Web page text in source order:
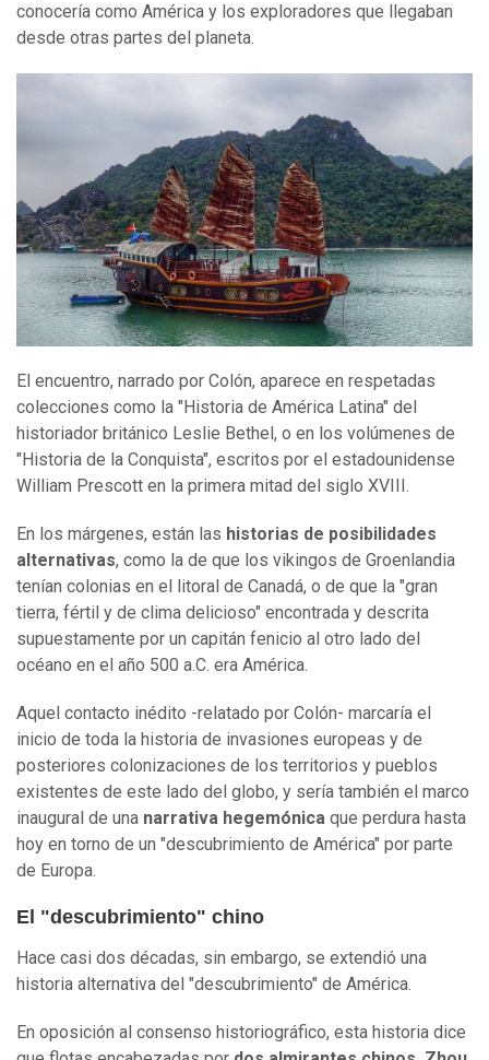
conocería como América y los exploradores que llegaban
desde otras partes del planeta.
El encuentro, narrado por Colón, aparece en respetadas
colecciones como la "Historia de América Latina" del
historiador británico Leslie Bethel, o en los volúmenes de
"Historia de la Conquista", escritos por el estadounidense
William Prescott en la primera mitad del siglo XVIII.
En los márgenes, están las historias de posibilidades
alternativas, como la de que los vikingos de Groenlandia
tenían colonias en el litoral de Canadá, o de que la "gran
tierra, fértil y de clima delicioso" encontrada y descrita
supuestamente por un capitán fenicio al otro lado del
océano en el año 500 a.C. era América.
Aquel contacto inédito -relatado por Colón- marcaría el
inicio de toda la historia de invasiones europeas y de
posteriores colonizaciones de los territorios y pueblos
existentes de este lado del globo, y sería también el marco
inaugural de una narrativa hegemónica que perdura hasta
hoy en torno de un "descubrimiento de América" por parte
de Europa.
El "descubrimiento" chino
Hace casi dos décadas, sin embargo, se extendió una
historia alternativa del "descubrimiento" de América.
En oposición al consenso historiográfico, esta historia dice